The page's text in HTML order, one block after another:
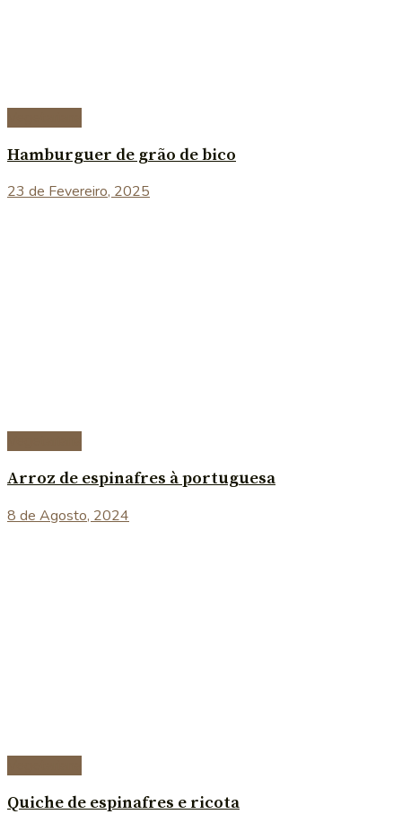
Hamburguer de grão de bico
23 de Fevereiro, 2025
Arroz de espinafres à portuguesa
8 de Agosto, 2024
Quiche de espinafres e ricota